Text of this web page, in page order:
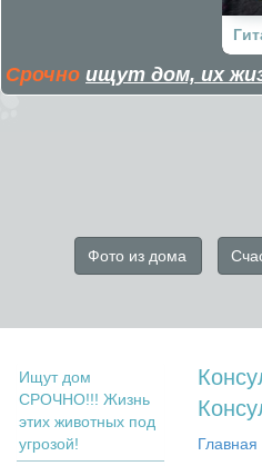
Срочно ищут дом, их
Фото из дома
Ищут дом
СРОЧНО!!! Жизнь
этих животных под
угрозой!
Главная